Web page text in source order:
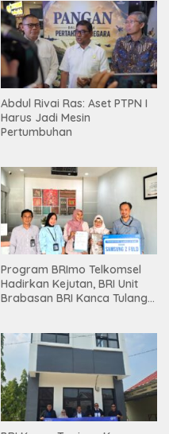
Abdul Rivai Ras: Aset PTPN I
Harus Jadi Mesin
Pertumbuhan
Program BRImo Telkomsel
Hadirkan Kejutan, BRI Unit
Brabasan BRI Kanca Tulang
Mesuji